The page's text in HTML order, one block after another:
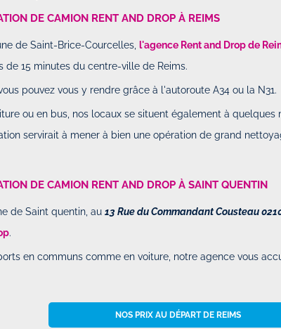
DE CAMION RENT AND DROP À REIMS
de Saint-Brice-Courcelles, l'agence Rent and Drop de
de 15 minutes du centre-ville de Reims.
pouvez vous y rendre grâce à l'autoroute A34 ou la N31.
ou en bus, nos locaux se situent également à
servirait à mener à bien une opération de grand
DE CAMION RENT AND DROP À SAINT QUENTIN
de Saint quentin, au 13 Rue du Commandant Cousteau
.
en communs comme en voiture, notre agence vous
NOS PRIX AU DÉPART DE REIMS
Par Raphael-Le Dimanche 09 Février 2025 à
chez le partenaire mais le suivi des véhicules est
Par